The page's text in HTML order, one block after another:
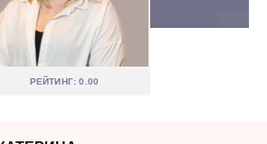
РЕЙТИНГ: 0.00